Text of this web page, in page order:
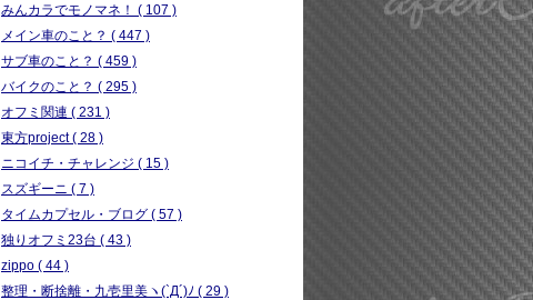
みんカラでモノマネ！ ( 107 )
メイン車のこと？ ( 447 )
サブ車のこと？ ( 459 )
バイクのこと？ ( 295 )
オフミ関連 ( 231 )
東方project ( 28 )
ニコイチ・チャレンジ ( 15 )
スズギーニ ( 7 )
タイムカプセル・ブログ ( 57 )
独りオフミ23台 ( 43 )
zippo ( 44 )
整理・断捨離・九壱里美ヽ(`Д´)ﾉ ( 29 )